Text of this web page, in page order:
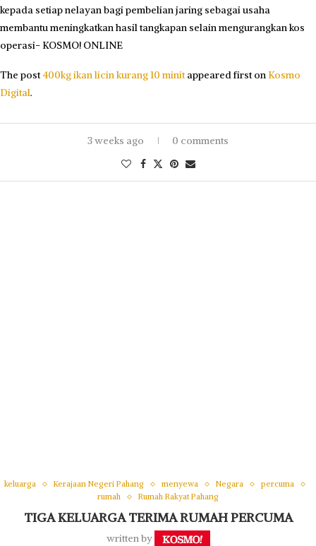
kepada setiap nelayan bagi pembelian jaring sebagai usaha
membantu meningkatkan hasil tangkapan selain mengurangkan kos
operasi- KOSMO! ONLINE
The post400kg ikan licin kurang 10 minitappeared first on Kosmo
Digital.
3 weeks ago 0 comments
keluarga Kerajaan Negeri Pahang menyewa Negara
percuma
rumah
Rumah Rakyat Pahang
TIGA KELUARGA TERIMA RUMAH PERCUMA
written by